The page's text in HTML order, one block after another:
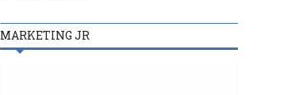
MARKETING JR